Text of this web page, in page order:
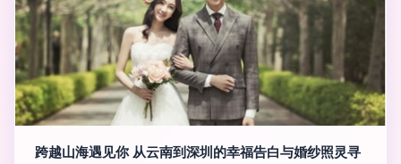
跨越山海遇见你 从云南到深圳的幸福告白与婚纱照灵寻